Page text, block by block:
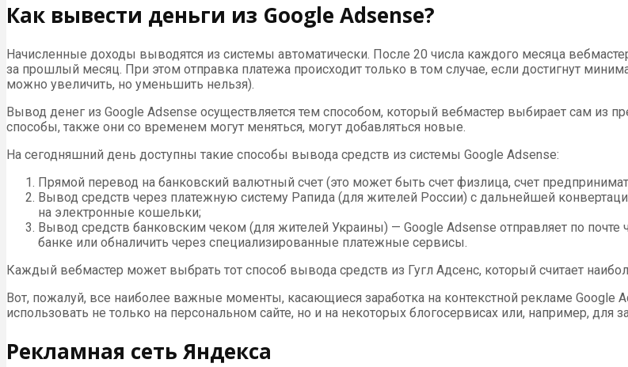
Как вывести деньги из Google Adsense?
Начисленные доходы выводятся из системы автоматически. После 20 числа каждого месяца
за прошлый месяц. При этом отправка платежа происходит только в том случае, если достигнут
можно увеличить, но уменьшить нельзя).
Вывод денег из Google Adsense осуществляется тем способом, который вебмастер выбирает сам из
способы, также они со временем могут меняться, могут добавляться новые.
На сегодняшний день доступны такие способы вывода средств из системы Google Adsense:
Прямой перевод на банковский валютный счет (это может быть счет физлица, счет
Вывод средств через платежную систему Рапида (для жителей России) с дальнейшей
на электронные кошельки;
Вывод средств банковским чеком (для жителей Украины) — Google Adsense отправляет по
банке или обналичить через специализированные платежные сервисы.
Каждый вебмастер может выбрать тот способ вывода средств из Гугл Адсенс, который считает
Вот, пожалуй, все наиболее важные моменты, касающиеся заработка на контекстной рекламе Google
использовать не только на персональном сайте, но и на некоторых блогосервисах или, например, для
Рекламная сеть Яндекса